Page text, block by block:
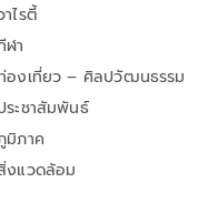
าไรตี้
ฬา
องเที่ยว – ศิลปวัฒนธรรม
ระชาสัมพันธ์
มิภาค
งแวดล้อม